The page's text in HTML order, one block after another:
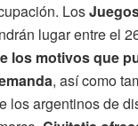
Los
lugar entre el
los motivos que
, así como
los argentinos de